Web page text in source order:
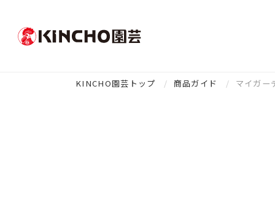
KINCHO園芸トップ 商品ガイド マイガー